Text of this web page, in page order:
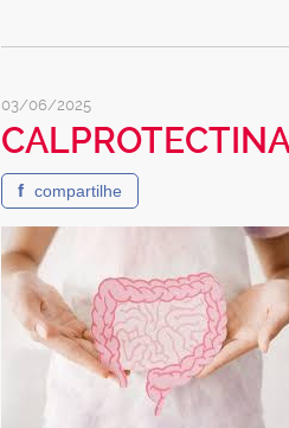
03/06/2025
f compartilhe